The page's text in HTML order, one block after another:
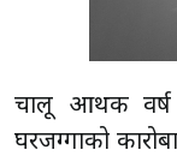
चालू आर्थिक
घरजग्गाको